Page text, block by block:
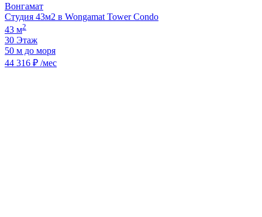
Вонгамат
Студия 43м2 в Wongamat Tower Condo
43 м2
30 Этаж
50 м до моря
44 316 ₽ /мес